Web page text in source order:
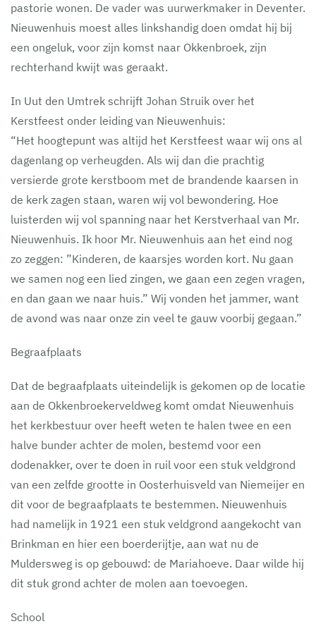
pastorie wonen. De vader was uurwerkmaker in Deventer.
Nieuwenhuis moest alles linkshandig doen omdat hij bij
een ongeluk, voor zijn komst naar Okkenbroek, zijn
rechterhand kwijt was geraakt.
In Uut den Umtrek schrijft Johan Struik over het
Kerstfeest onder leiding van Nieuwenhuis:
“Het hoogtepunt was altijd het Kerstfeest waar wij ons al
dagenlang op verheugden. Als wij dan die prachtig
versierde grote kerstboom met de brandende kaarsen in
de kerk zagen staan, waren wij vol bewondering. Hoe
luisterden wij vol spanning naar het Kerstverhaal van Mr.
Nieuwenhuis. Ik hoor Mr. Nieuwenhuis aan het eind nog
zo zeggen: ”Kinderen, de kaarsjes worden kort. Nu gaan
we samen nog een lied zingen, we gaan een zegen vragen,
en dan gaan we naar huis.” Wij vonden het jammer, want
de avond was naar onze zin veel te gauw voorbij gegaan.”
Begraafplaats
Dat de begraafplaats uiteindelijk is gekomen op de locatie
aan de Okkenbroekerveldweg komt omdat Nieuwenhuis
het kerkbestuur over heeft weten te halen twee en een
halve bunder achter de molen, bestemd voor een
dodenakker, over te doen in ruil voor een stuk veldgrond
van een zelfde grootte in Oosterhuisveld van Niemeijer en
dit voor de begraafplaats te bestemmen. Nieuwenhuis
had namelijk in 1921 een stuk veldgrond aangekocht van
Brinkman en hier een boerderijtje, aan wat nu de
Muldersweg is op gebouwd: de Mariahoeve. Daar wilde hij
dit stuk grond achter de molen aan toevoegen.
School